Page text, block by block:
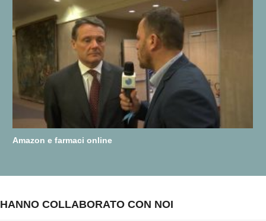
Amazon e farmaci online
HANNO COLLABORATO CON NOI